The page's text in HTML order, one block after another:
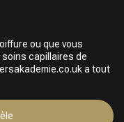
ou que vous
capillaires de
a tout